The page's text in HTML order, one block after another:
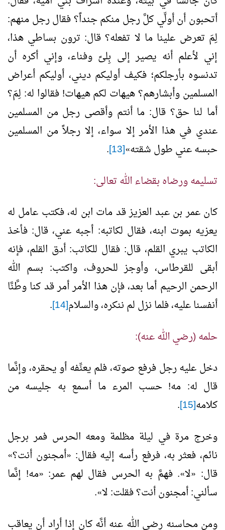
أتحبون أن أولِّي كلَّ رجل منكم جنداً؟ فقال رجل منهم:
لِمَ تعرض علينا ما لا تفعله؟ قال: ترون بساطي هذا،
إني لأعلم أنه يصير إلى بِلىً وفناء، وإني أكره أن
تدنسوه بأرجلكم؛ فكيف أوليكم ديني، أوليكم أعراض
المسلمين وأبشارهم؟ هيهات لكم هيهات! فقالوا له: لِمَ؟
أما لنا حق؟ قال: ما أنتم وأقصى رجل من المسلمين
عندي في هذا الأمر إلا سواء، إلا رجلاً من المسلمين
حبسه عني طول شقته»
[13]
.
تسليمه ورضاه بقضاء الله تعالى:
كان عمر بن عبد العزيز قد مات ابن له، فكتب عامل له
يعزيه بموت ابنه، فقال لكاتبه: أجبه عني، قال: فأخذ
الكاتب يبري القلم، قال: فقال للكاتب: أدق القلم، فإنه
أبقى للقرطاس، وأوجز للحروف، واكتب: بسم الله
الرحمن الرحيم أما بعد، فإن هذا الأمر أمر قد كنا وطَّنَّا
أنفسنا عليه، فلما نزل لم ننكره، والسلام[14]
.
حلمه (رضي الله عنه):
دخل عليه رجل فرفع صوته، فلم يعنِّفه أو يحقره، وإنَّما
قال له: مه! حسب المرء ما أسمع به جليسه من
كلامه[15]
.
وخرج مرة في ليلة مظلمة ومعه الحرس فمر برجل
نائم، فعثر به، فرفع رأسه إليه فقال: «أمجنون أنت؟»
قال: «لا». فهمَّ به الحرس فقال لهم عمر: «مه! إنَّما
سألني: أمجنون أنت؟ فقلت: لا»
.
ومن محاسنه رضي الله عنه أنَّه كان إذا أراد أن يعاقب